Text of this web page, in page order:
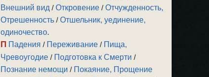
Внешний вид /Откровение /Отчужденность,
Отрешенность /Отшельник, уединение,
одиночество.
П Падения / Переживание / Пища,
Чревоугодие / Подготовка к Смерти /
Познание немощи / Покаяние, Прощение